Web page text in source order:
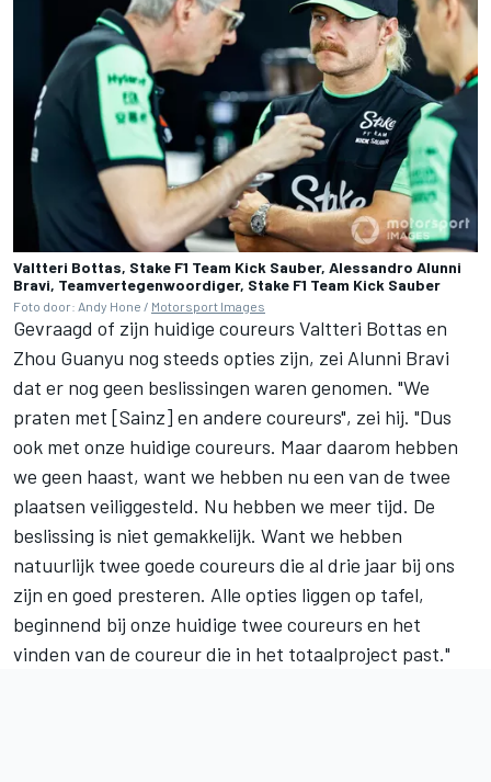
Valtteri Bottas, Stake F1 Team Kick Sauber, Alessandro Alunni
Bravi, Teamvertegenwoordiger, Stake F1 Team Kick Sauber
Foto door: Andy Hone / Motorsport Images
Gevraagd of zijn huidige coureurs Valtteri Bottas en
Zhou Guanyu nog steeds opties zijn, zei Alunni Bravi
dat er nog geen beslissingen waren genomen. "We
praten met [Sainz] en andere coureurs", zei hij. "Dus
ook met onze huidige coureurs. Maar daarom hebben
we geen haast, want we hebben nu een van de twee
plaatsen veiliggesteld. Nu hebben we meer tijd. De
beslissing is niet gemakkelijk. Want we hebben
natuurlijk twee goede coureurs die al drie jaar bij ons
zijn en goed presteren. Alle opties liggen op tafel,
beginnend bij onze huidige twee coureurs en het
vinden van de coureur die in het totaalproject past."